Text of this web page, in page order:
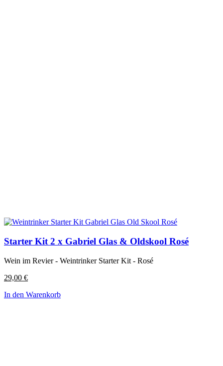
Starter Kit 2 x Gabriel Glas & Oldskool Rosé
Wein im Revier - Weintrinker Starter Kit - Rosé
29,00 €
In den Warenkorb